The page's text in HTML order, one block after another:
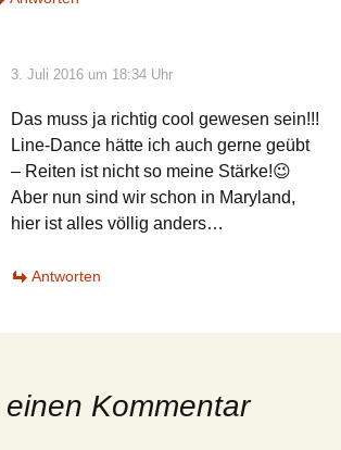
3. Juli 2016 um 18:34 Uhr
Das muss ja richtig cool gewesen sein!!!
Line-Dance hätte ich auch gerne geübt
– Reiten ist nicht so meine Stärke!😉
Aber nun sind wir schon in Maryland,
hier ist alles völlig anders…
Antworten
Kommentar